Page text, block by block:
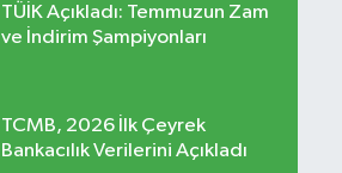
TÜİK Açıkladı: Temmuzun Zam
ve İndirim Şampiyonları
TCMB, 2026 İlk Çeyrek
Bankacılık Verilerini Açıkladı